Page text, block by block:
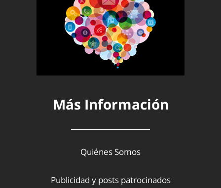
Más Información
Quiénes Somos
Publicidad y posts patrocinados